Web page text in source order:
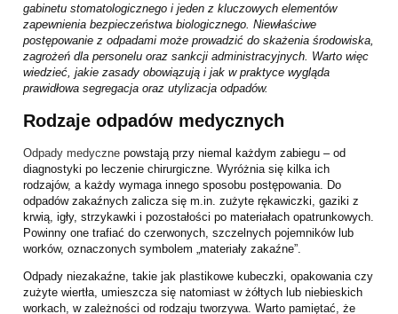
gabinetu stomatologicznego i jeden z kluczowych elementów
zapewnienia bezpieczeństwa biologicznego. Niewłaściwe
postępowanie z odpadami może prowadzić do skażenia środowiska,
zagrożeń dla personelu oraz sankcji administracyjnych. Warto więc
wiedzieć, jakie zasady obowiązują i jak w praktyce wygląda
prawidłowa segregacja oraz utylizacja odpadów.
Rodzaje odpadów medycznych
Odpady medyczne powstają przy niemal każdym zabiegu – od
diagnostyki po leczenie chirurgiczne. Wyróżnia się kilka ich
rodzajów, a każdy wymaga innego sposobu postępowania. Do
odpadów zakaźnych zalicza się m.in. zużyte rękawiczki, gaziki z
krwią, igły, strzykawki i pozostałości po materiałach opatrunkowych.
Powinny one trafiać do czerwonych, szczelnych pojemników lub
worków, oznaczonych symbolem „materiały zakaźne”.
Odpady niezakaźne, takie jak plastikowe kubeczki, opakowania czy
zużyte wiertła, umieszcza się natomiast w żółtych lub niebieskich
workach, w zależności od rodzaju tworzywa. Warto pamiętać, że